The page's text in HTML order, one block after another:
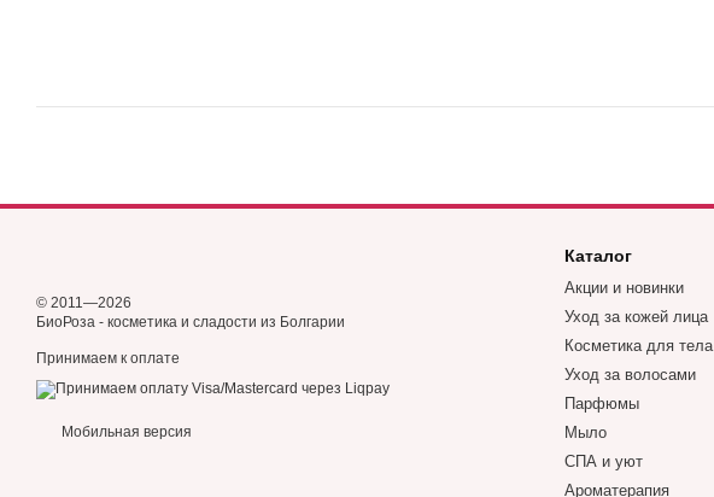
© 2011—2026
БиоРоза - косметика и сладости из Болгарии
Принимаем к оплате
Мобильная версия
Каталог
Акции и новинки
Уход за кожей лица
Косметика для тела
Уход за волосами
Парфюмы
Мыло
СПА и уют
Ароматерапия